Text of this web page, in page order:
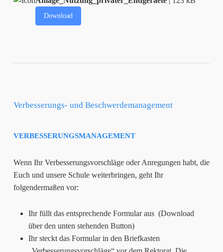
Download
Verbesserungs- und Beschwerdemanagement
VERBESSERUNGSMANAGEMENT
Wenn Ihr Verbesserungsvorschläge oder Anregungen habt, die
Euch und unsere Schule weiterbringen, geht Ihr
folgendermaßen vor:
Ihr füllt das entsprechende Formular aus (Download
über den unten stehenden Button)
Ihr steckt das Formular in den Briefkasten